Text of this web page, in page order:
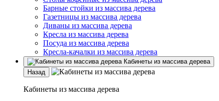
Барные стойки из массива дерева
Газетницы из массива дерева
Диваны из массива дерева
Кресла из массива дерева
Посуда из массива дерева
Кресла-качалки из массива дерева
Кабинеты из массива дерева
Назад
Кабинеты из массива дерева